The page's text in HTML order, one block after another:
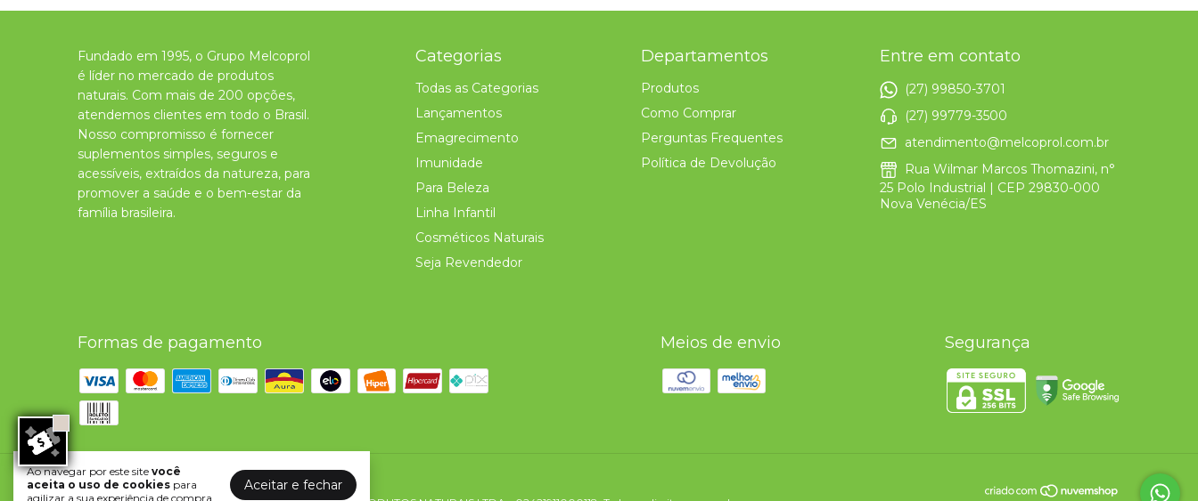
Ao navegar por este site você
aceita o uso de cookies para
agilizar a sua experiência de compra.
Aceitar e fechar
Fundado em 1995, o Grupo Melcoprol
é líder no mercado de produtos
naturais. Com mais de 200 opções,
atendemos clientes em todo o Brasil.
Nosso compromisso é fornecer
suplementos simples, seguros e
acessíveis, extraídos da natureza, para
promover a saúde e o bem-estar da
família brasileira.
Categorias
Todas as Categorias
Lançamentos
Emagrecimento
Imunidade
Para Beleza
Linha Infantil
Cosméticos Naturais
Seja Revendedor
Departamentos
Produtos
Como Comprar
Perguntas Frequentes
Política de Devolução
Entre em contato
(27) 99850-3701
(27) 99779-3500
atendimento@melcoprol.com.br
Rua Wilmar Marcos Thomazini, n°
25 Polo Industrial | CEP 29830-000
Nova Venécia/ES
Formas de pagamento Meios de envio Segurança
Melcoprol - Qualidade e nutrição